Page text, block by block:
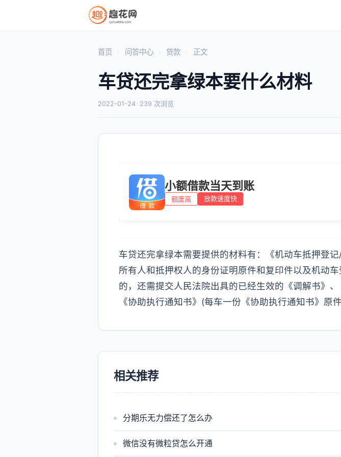
首页 问答中心 贷款 正文
车贷还完拿绿本要什么材料
2022-01-24 · 239 次浏览
小额借款当天到账
额度高 放款速度快
车贷还完拿绿本需要提供的材料有：《机动车抵押登
所有人和抵押权人的身份证明原件和复印件以及机动
的，还需提交人民法院出具的已经生效的《调解书》
《协助执行通知书》(每车一份《协助执行通知书》原件
相关推荐
分期乐无力偿还了怎么办
微信没有微粒贷怎么开通